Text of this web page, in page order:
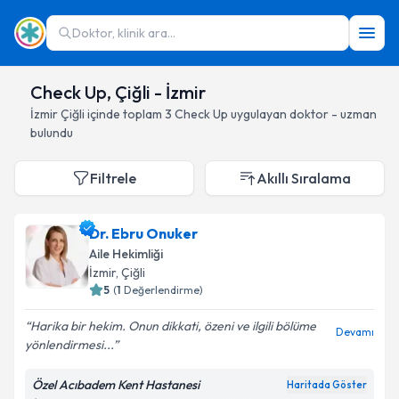
Doktor, klinik ara...
Check Up, Çiğli - İzmir
İzmirÇiğli içinde toplam 3 Check Up uygulayan doktor - uzman
bulundu
Filtrele Akıllı Sıralama
Dr. Ebru Onuker
Aile Hekimliği
İzmir, Çiğli
5 (1 Değerlendirme)
Harika bir hekim. Onun dikkati, özeni ve ilgili bölüme
yönlendirmesi...
Devamı
Özel Acıbadem Kent Hastanesi Haritada Göster